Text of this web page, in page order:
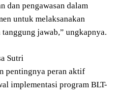
dan pengawasan dalam
untuk melaksanakan
jawab,” ungkapnya.
Sutri
pentingnya peran aktif
implementasi program BLT-